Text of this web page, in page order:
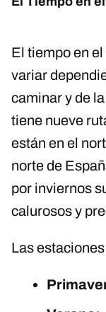
El tiempo en
variar
caminar y de
tiene nueve
están en el
norte de
por inviernos
calurosos y
Las